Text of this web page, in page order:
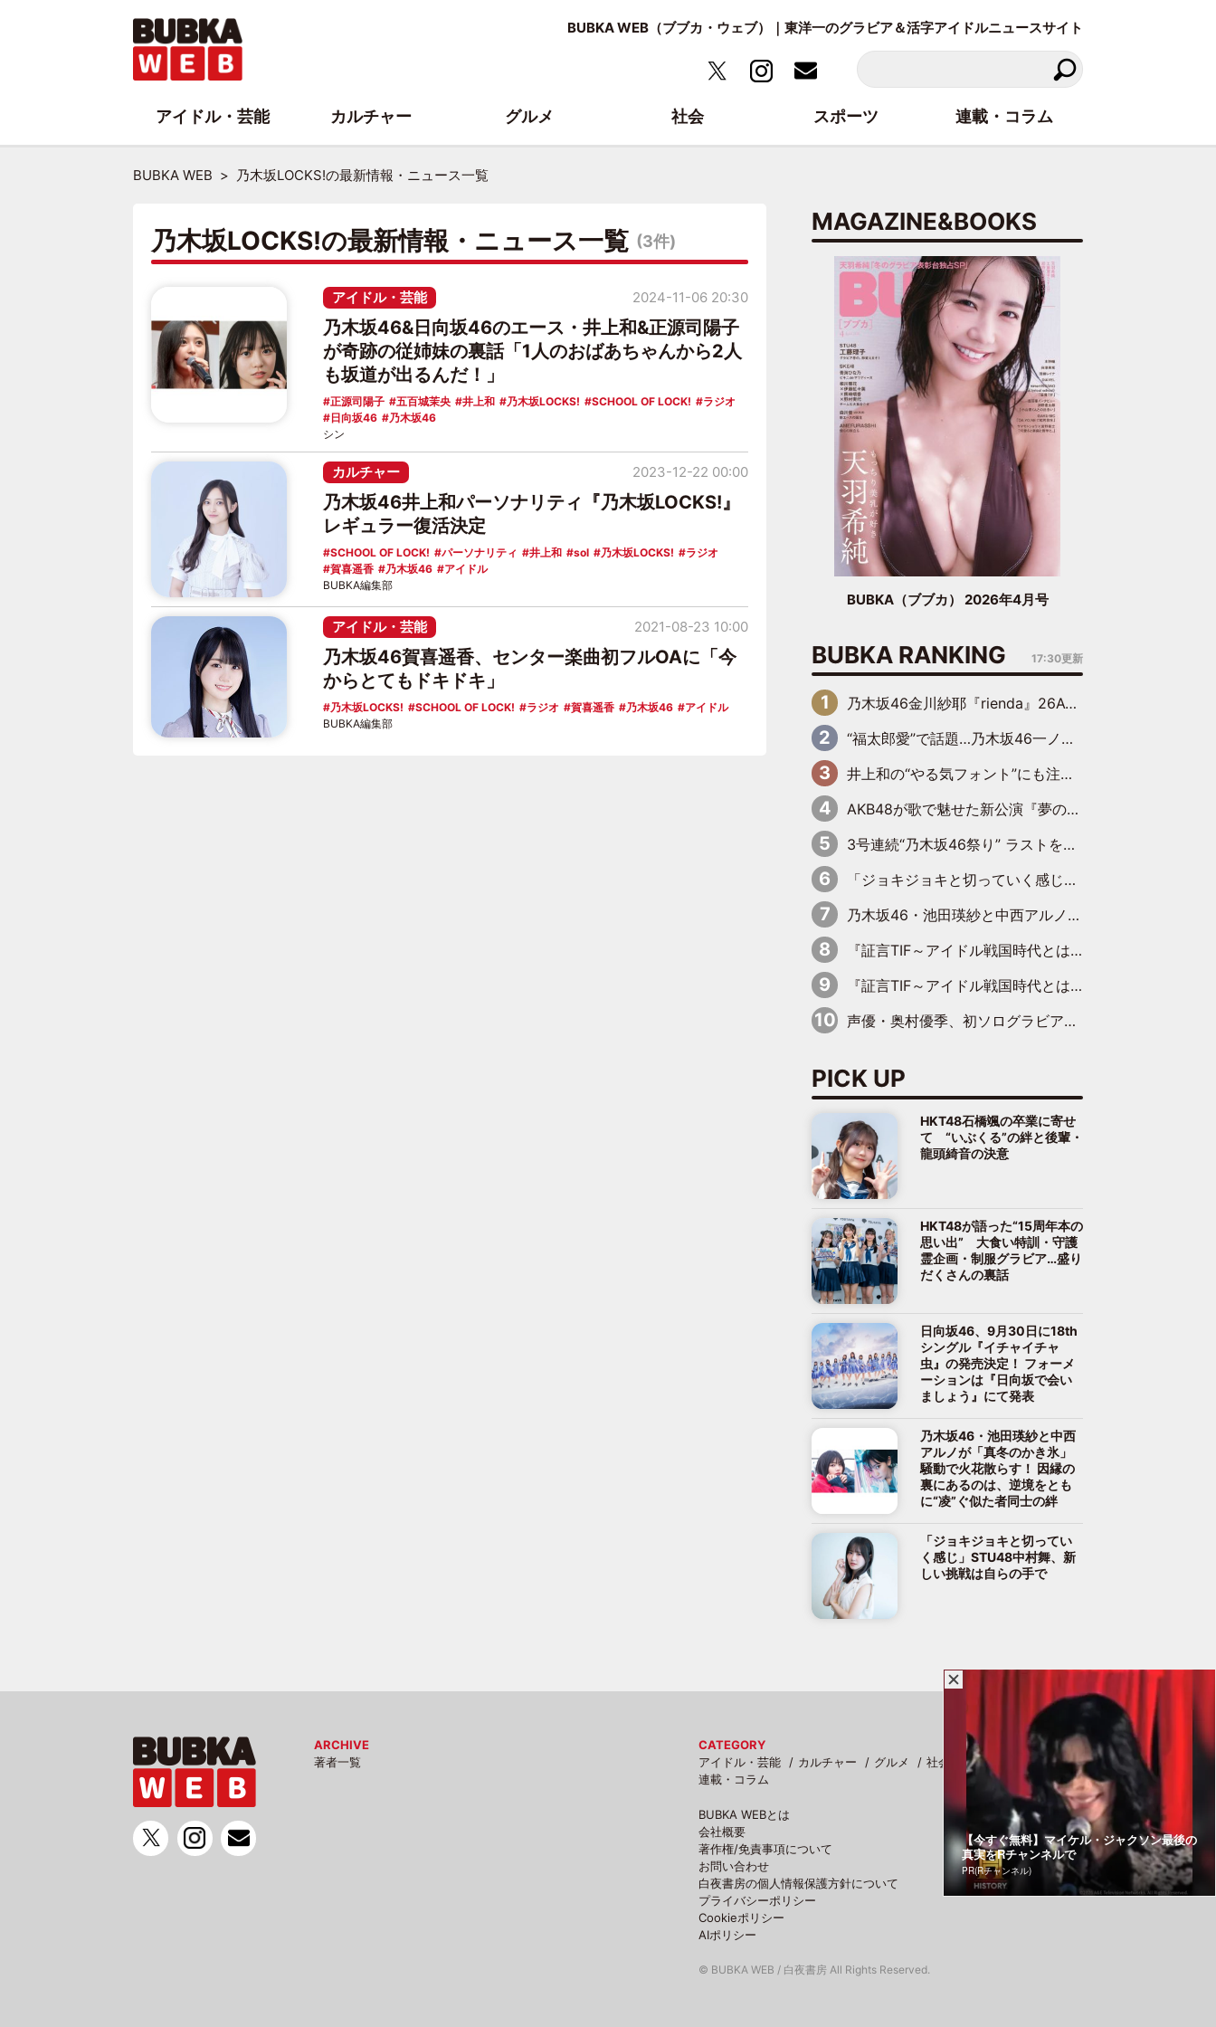
BUBKA WEB（ブブカ・ウェブ）｜東洋一のグラビア＆活字アイドルニュースサイト
BUBKA WEB 乃木坂LOCKS!の最新情報・ニュース一覧
乃木坂LOCKS!の最新情報・ニュース一覧 (3件)
アイドル・芸能
乃木坂46&日向坂46のエース・井上和&正源司陽子
が奇跡の従姉妹の裏話「1人のおばあちゃんから2人
も坂道が出るんだ！」
正源司陽子 五百城茉央 井上和 乃木坂LOCKS! SCHOOL OF LOCK!
ラジオ
日向坂46
乃木坂46
2024-11-06 20:30
シン
カルチャー
乃木坂46井上和パーソナリティ『乃木坂LOCKS!』
レギュラー復活決定
SCHOOL OF LOCK! パーソナリティ 井上和 sol 乃木坂LOCKS!
ラジオ
賀喜遥香
乃木坂46 アイドル
2023-12-22 00:00
BUBKA編集部
アイドル・芸能
乃木坂46賀喜遥香、センター楽曲初フルOAに「今
からとてもドキドキ」
乃木坂LOCKS! SCHOOL OF LOCK! ラジオ 賀喜遥香 乃木坂46 アイドル
2021-08-23 10:00
BUBKA編集部
MAGAZINE&BOOKS
BUBKA（ブブカ） 2026年4月号
BUBKA RANKING 17:30更新
乃木坂46金川紗耶『rienda』26AW LOOKモデルに就任
“福太郎愛”で話題…乃木坂46一ノ瀬美空、地元福岡『めんべい25周年トップサポーター』に就任
井上和の“やる気フォント”にも注目 乃木坂46が挑んだ書道パフォーマンスの舞台裏
AKB48が歌で魅せた新公演『夢のポップスター』 初日から全身全霊のステージ
3号連続“乃木坂46祭り” ラストを飾るのは賀喜遥香…5年ぶりの登場に「5年分大人になった私を見ていただけたら」
「ジョキジョキと切っていく感じ」STU48中村舞、新しい挑戦は自らの手で
乃木坂46・池田瑛紗と中西アルノが「真冬のかき氷」騒動で火花散らす！ 因縁の裏にあるのは、逆境をともに“凌”ぐ似た者同士の絆
『証言TIF～アイドル戦国時代とはなんだったのか～』第11回：私立恵比寿中学・真山りか×安本彩花「TIFで10年ぶりのキョンシーメイクをしたら、場を完全に引かせてしまって。時代が変わったんだなって」
『証言TIF～アイドル戦国時代とはなんだったのか～』第6回：でんぱ組.inc・古川未鈴×相沢梨紗「『ハロプロやりたかったな』って言ったら、夢眠ねむさんに『てめえはでんぱ組．incなんだよ！』って肩パンされて(笑)」
声優・奥村優季、初ソログラビアで初ソロ表紙を飾る！ 初めて見せる表情や、声優を志したきっかけなどを語った必読のインタビューを掲載
PICK UP
HKT48石橋颯の卒業に寄せ
て “いぶくる”の絆と後輩・
龍頭綺音の決意
HKT48が語った“15周年本の
思い出” 大食い特訓・守護
霊企画・制服グラビア…盛り
だくさんの裏話
日向坂46、9月30日に18th
シングル『イチャイチャ
虫』の発売決定！ フォーメ
ーションは『日向坂で会い
ましょう』にて発表
乃木坂46・池田瑛紗と中西
アルノが「真冬のかき氷」
騒動で火花散らす！ 因縁の
裏にあるのは、逆境をとも
に“凌”ぐ似た者同士の絆
「ジョキジョキと切ってい
く感じ」STU48中村舞、新
しい挑戦は自らの手で
ARCHIVE
著者一覧
CATEGORY
アイドル・芸能
カルチャー グルメ 社会
スポーツ
連載・コラム
BUBKA WEBとは
会社概要
著作権/免責事項について
お問い合わせ
白夜書房の個人情報保護方針について
プライバシーポリシー
Cookieポリシー
AIポリシー
© BUBKA WEB / 白夜書房 All Rights Reserved.
アイドル・芸能 カルチャー グルメ 社会 スポーツ 連載・コラム
【今すぐ無料】マイケル・ジャクソン最後の
真実をRチャンネルで
PR(Rチャンネル)